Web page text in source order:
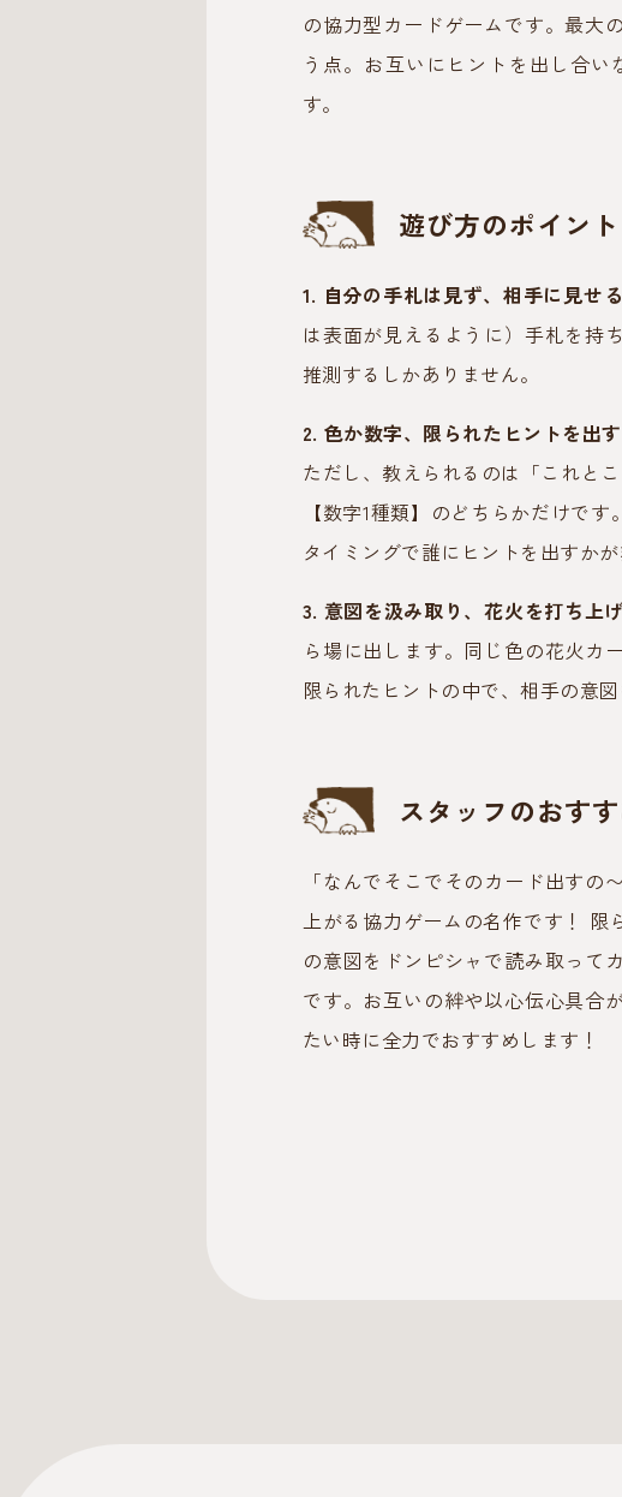
の協力型カードゲームです。最大
う点。お互いにヒントを出し合
す。
遊び方のポイント
1. 自分の手札は見ず、相手に見せる
は表面が見えるように）手札を持
推測するしかありません。
2. 色か数字、限られたヒントを出す
ただし、教えられるのは「これと
【数字1種類】のどちらかだけで
タイミングで誰にヒントを出すか
3. 意図を汲み取り、花火を打ち上
ら場に出します。同じ色の花火カ
限られたヒントの中で、相手の意
スタッフのおす
「なんでそこでそのカード出す
上がる協力ゲームの名作です！ 限
の意図をドンピシャで読み取って
です。お互いの絆や以心伝心具合
たい時に全力でおすすめします！